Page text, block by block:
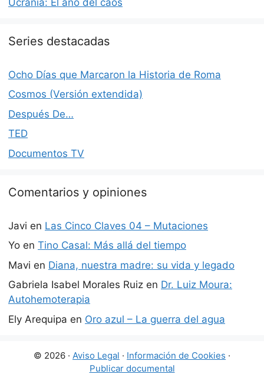
Series destacadas
Ocho Días que Marcaron la Historia de Roma
Cosmos (Versión extendida)
Después De…
TED
Documentos TV
Comentarios y opiniones
Javi en Las Cinco Claves 04 – Mutaciones
Yo en Tino Casal: Más allá del tiempo
Mavi en Diana, nuestra madre: su vida y legado
Gabriela Isabel Morales Ruiz en Dr. Luiz Moura:
Autohemoterapia
Ely Arequipa en Oro azul – La guerra del agua
© 2026 · Aviso Legal · Información de Cookies ·
Publicar documental